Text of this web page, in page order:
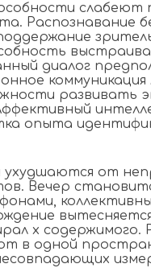
слабеют
Распознавание
диалог
развивать
опыта
ухудшаются от
Вечер
х содержимого.
в одной